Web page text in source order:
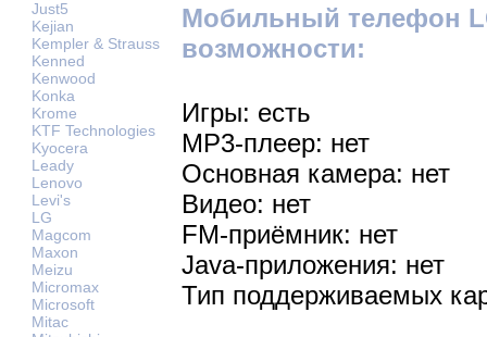
Just5
Kejian
Kempler & Strauss
Kenned
Kenwood
Konka
Krome
KTF Technologies
Kyocera
Leady
Lenovo
Levi's
LG
Magcom
Maxon
Meizu
Micromax
Microsoft
Mitac
Мобильный телефон
возможности:
Игры: есть
MP3-плеер: нет
Основная камера: нет
Видео: нет
FM-приёмник: нет
Java-приложения: нет
Тип поддерживаемых